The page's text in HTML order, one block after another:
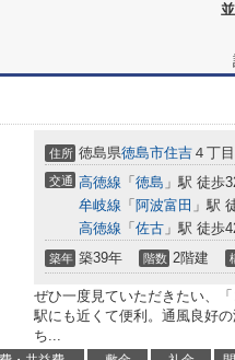
住所 徳島県徳島市住吉 ４丁
交通 高徳線 「 徳島 」駅 徒歩
牟岐線 「 阿波富田 」駅
高徳線 「 佐古 」駅 徒歩
築年 築39年 階数 2階建
ぜひ一度見ていただきたい、
駅にも近くて便利。通風良好
ち...